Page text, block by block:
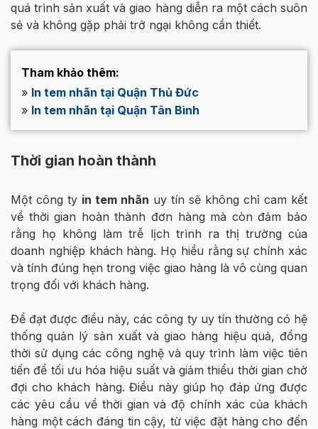
quá trình sản xuất và giao hàng diễn ra một cách suôn
sẻ và không gặp phải trở ngại không cần thiết.
Tham khảo thêm:
» In tem nhãn tại Quận Thủ Đức
» In tem nhãn tại Quận Tân Bình
Thời gian hoàn thành
Một công ty in tem nhãn uy tín sẽ không chỉ cam kết
về thời gian hoàn thành đơn hàng mà còn đảm bảo
rằng họ không làm trễ lịch trình ra thị trường của
doanh nghiệp khách hàng. Họ hiểu rằng sự chính xác
và tính đúng hẹn trong việc giao hàng là vô cùng quan
trọng đối với khách hàng.
Để đạt được điều này, các công ty uy tín thường có hệ
thống quản lý sản xuất và giao hàng hiệu quả, đồng
thời sử dụng các công nghệ và quy trình làm việc tiên
tiến để tối ưu hóa hiệu suất và giảm thiểu thời gian chờ
đợi cho khách hàng. Điều này giúp họ đáp ứng được
các yêu cầu về thời gian và độ chính xác của khách
hàng một cách đáng tin cậy, từ việc đặt hàng cho đến